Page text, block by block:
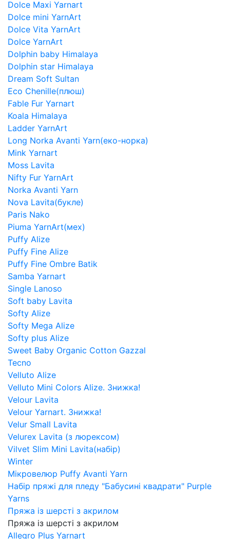
Dolce Maxi Yarnart
Dolce mini YarnArt
Dolce Vita YarnArt
Dolce YarnArt
Dolphin baby Himalaya
Dolphin star Himalaya
Dream Soft Sultan
Eco Chenille(плюш)
Fable Fur Yarnart
Koala Himalaya
Ladder YarnArt
Long Norka Avanti Yarn(еко-норка)
Mink Yarnart
Moss Lavita
Nifty Fur YarnArt
Norka Avanti Yarn
Nova Lavita(букле)
Paris Nako
Piuma YarnArt(мех)
Puffy Alize
Puffy Fine Alize
Puffy Fine Ombre Batik
Samba Yarnart
Single Lanoso
Soft baby Lavita
Softy Alize
Softy Mega Alize
Softy plus Alize
Sweet Baby Organic Cotton Gazzal
Tecno
Velluto Alize
Velluto Mini Colors Alize. Знижка!
Velour Lavita
Velour Yarnart. Знижка!
Velur Small Lavita
Velurex Lavita (з люрексом)
Vilvet Slim Mini Lavita(набір)
Winter
Мікровелюр Puffy Avanti Yarn
Набір пряжі для пледу "Бабусині квадрати" Purple
Yarns
Пряжа із шерсті з акрилом
Пряжа із шерсті з акрилом
Allegro Plus Yarnart